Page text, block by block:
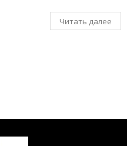
Читать далее